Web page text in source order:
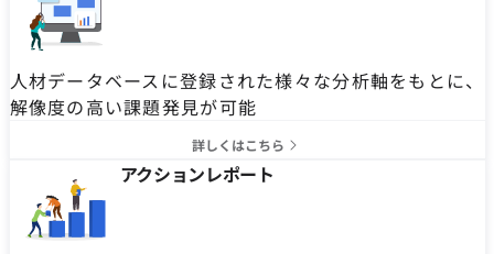
人材データベースに登録された様々な分析軸をもとに、
解像度の高い課題発見が可能
詳しくはこちら
アクションレポート